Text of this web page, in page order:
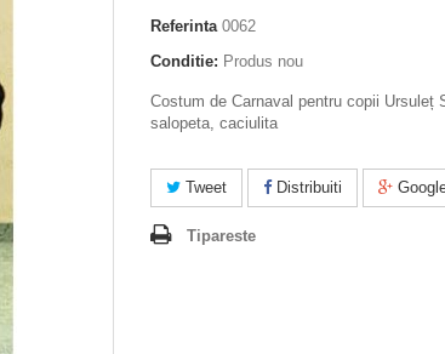
Referinta 0062
Conditie: Produs nou
Costum de Carnaval pentru copii Ursuleț
salopeta, caciulita
Tweet Distribuiti
Tipareste